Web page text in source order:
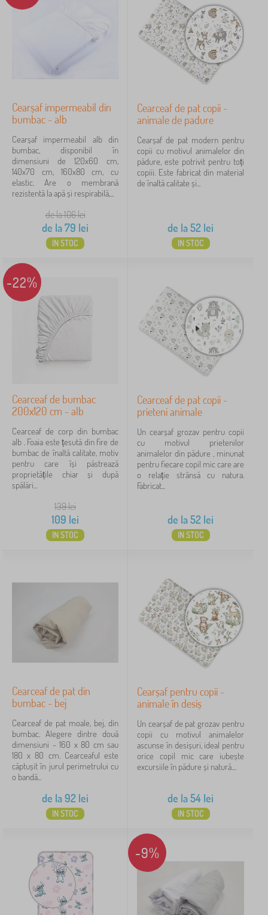
albastru
16
amesteca culoare
6
afișează
mai
Filtrare
Caută în filtru
Disponibilitate
Etichete
Personaje de poveste
Mărci
FILTRARE
Cearșaf impermeabil din
bumbac - alb
Cearșaf impermeabil alb din
bumbac, disponibil în
dimensiuni de 120x60 cm,
140x70 cm, 160x80 cm, cu
elastic. Are o membrană
rezistentă la apă și respirabilă,...
de la 106lei
de la79 lei
IN STOC
Cearceaf de pat copii -
animale de padure
Cearșaf de pat modern pentru
copii cu motivul animalelor din
pădure, este potrivit pentru toți
copiii. Este fabricat din material
de înaltă calitate și...
de la52 lei
IN STOC
-22%
Cearceaf de bumbac
200x120 cm - alb
Cearceaf de corp din bumbac
alb . Foaia este țesută din fire de
bumbac de înaltă calitate, motiv
pentru care își păstrează
proprietățile chiar și după
spălări...
139lei
109 lei
IN STOC
Cearceaf de pat copii -
prieteni animale
Un cearșaf grozav pentru copii
cu motivul prietenilor
animalelor din pădure , minunat
pentru fiecare copil mic care are
o relație strânsă cu natura.
Fabricat...
de la52 lei
IN STOC
Cearceaf de pat din
bumbac - bej
Cearceaf de pat moale, bej, din
bumbac. Alegere dintre două
dimensiuni - 160 x 80 cm sau
180 x 80 cm. Cearceaful este
căptușit în jurul perimetrului cu
o bandă...
de la92 lei
IN STOC
Cearșaf pentru copii -
animale în desiș
Un cearșaf de pat grozav pentru
copii cu motivul animalelor
ascunse în desișuri, ideal pentru
orice copil mic care iubește
excursiile în pădure și natură....
de la54 lei
IN STOC
-9%